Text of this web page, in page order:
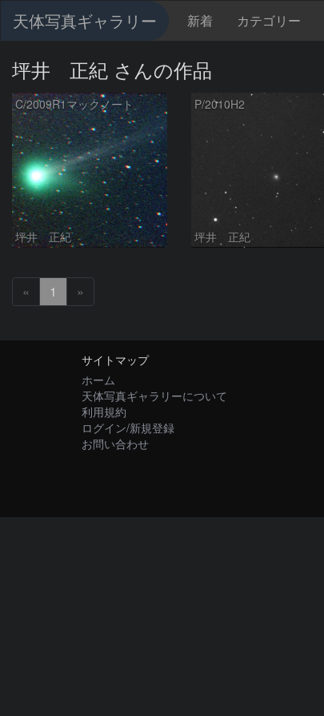
天体写真ギャラリー 新着 カテゴリー
坪井 正紀 さんの作品
C/2009R1マックノート
坪井 正紀
P/2010H2
坪井 正紀
« 1 »
サイトマップ
ホーム
天体写真ギャラリーについて
利用規約
ログイン/新規登録
お問い合わせ